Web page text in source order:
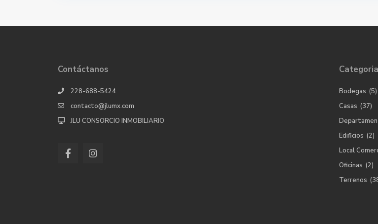
Contáctanos
228-688-5424
contacto@jlumx.com
JLU CONSORCIO INMOBILIARIO
Bodegas (5)
Casas (37)
Edificios (2)
Local
Oficinas (2)
Terrenos